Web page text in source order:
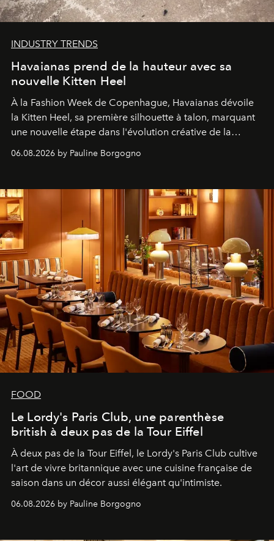
INDUSTRY TRENDS
Havaianas prend de la hauteur avec sa
nouvelle Kitten Heel
À la Fashion Week de Copenhague, Havaianas dévoile
la Kitten Heel, sa première silhouette à talon, marquant
une nouvelle étape dans l'évolution créative de la
06.08.2026 by Pauline Borgogno
FOOD
Le Lordy's Paris Club, une parenthèse
british à deux pas de la Tour Eiffel
À deux pas de la Tour Eiffel, le Lordy's Paris Club cultive
l'art de vivre britannique avec une cuisine française de
saison dans un décor aussi élégant qu'intimiste.
06.08.2026 by Pauline Borgogno